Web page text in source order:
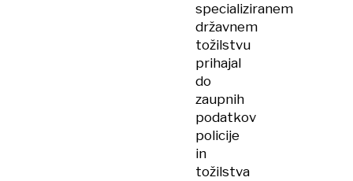
specializiranem
državnem
tožilstvu
prihajal
do
zaupnih
podatkov
policije
in
tožilstva